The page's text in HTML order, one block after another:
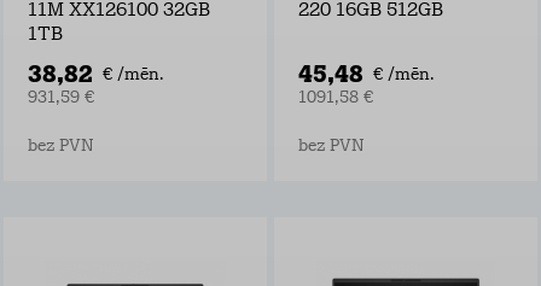
11M XX126100 32GB
1TB
38,82 € /mēn.
931,59 €
bez PVN
220 16GB 512GB
45,48 € /mēn.
1091,58 €
bez PVN